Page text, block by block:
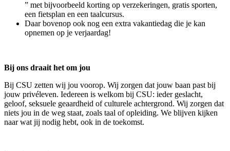
” met bijvoorbeeld korting op verzekeringen, gratis sporten,
een fietsplan en een taalcursus.
Daar bovenop ook nog een extra vakantiedag die je kan
opnemen op je verjaardag!
Bij ons draait het om jou
Bij CSU zetten wij jou voorop. Wij zorgen dat jouw baan past bij
jouw privéleven. Iedereen is welkom bij CSU: ieder geslacht,
geloof, seksuele geaardheid of culturele achtergrond. Wij zorgen dat
niets jou in de weg staat, zoals taal of opleiding. We blijven kijken
naar wat jij nodig hebt, ook in de toekomst.